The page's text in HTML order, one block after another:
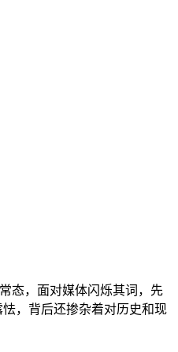
态，面对媒体闪烁其词，先
，背后还掺杂着对历史和现